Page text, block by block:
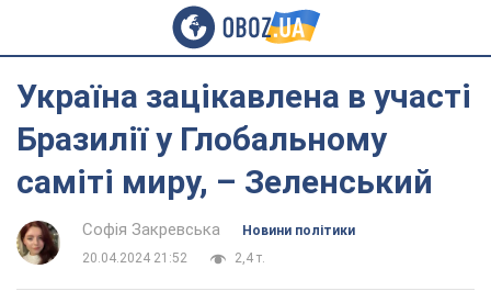
Україна зацікавлена в участі
Бразилії у Глобальному
саміті миру, – Зеленський
Софія Закревська
Новини політики
20.04.2024 21:52
2,4 т.